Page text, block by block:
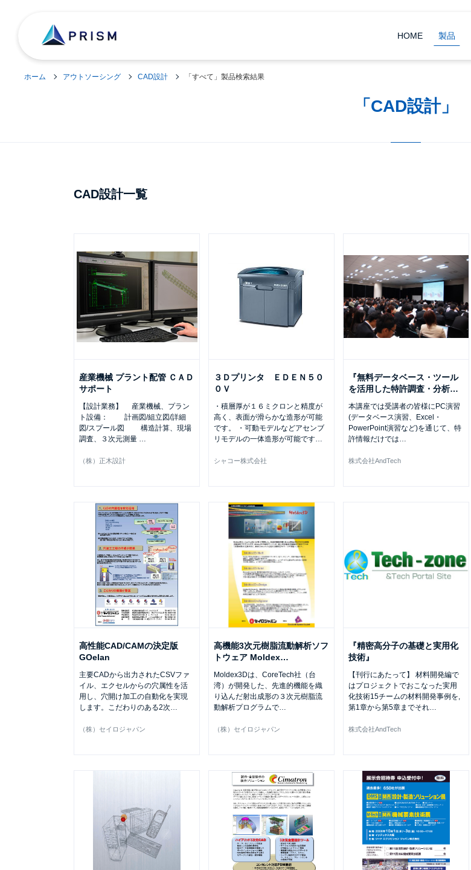
HOME 製品
ホーム アウトソーシング CAD設計 「すべて」製品検索結果
「CAD設計」
CAD設計一覧
産業機械 プラント配管 ＣＡＤ
サポート
【設計業務】 産業機械、プラン
ト設備： 計画図/組立図/詳細
図/スプール図 構造計算、現場
調査、３次元測量 …
（株）正木設計
３Ｄプリンタ ＥＤＥＮ５０
０Ｖ
・積層厚が１６ミクロンと精度が
高く、表面が滑らかな造形が可能
です。 ・可動モデルなどアセンブ
リモデルの一体造形が可能です…
シャコー株式会社
『無料データベース・ツール
を活用した特許調査・分析…
本講座では受講者の皆様にPC演習
(データベース演習、Excel・
PowerPoint演習など)を通じて、特
許情報だけでは…
株式会社AndTech
高性能CAD/CAMの決定版
GOelan
主要CADから出力されたCSVファ
イル、エクセルからの穴属性を活
用し、穴開け加工の自動化を実現
します。こだわりのある2次…
（株）セイロジャパン
高機能3次元樹脂流動解析ソフ
トウェア Moldex…
Moldex3Dは、CoreTech社（台
湾）が開発した、先進的機能を織
り込んだ射出成形の３次元樹脂流
動解析プログラムで…
（株）セイロジャパン
『精密高分子の基礎と実用化
技術』
【刊行にあたって】 材料開発編で
はプロジェクトでおこなった実用
化技術15チームの材料開発事例を,
第1章から第5章までそれ…
株式会社AndTech